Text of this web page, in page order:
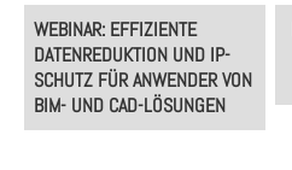
Post
navigation
WEBINAR: EFFIZIENTE
DATENREDUKTION UND IP-
SCHUTZ FÜR ANWENDER VON
BIM- UND CAD-LÖSUNGEN